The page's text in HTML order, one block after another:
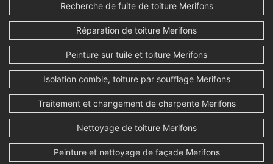
Recherche de fuite de toiture Merifons
Réparation de toiture Merifons
Peinture sur tuile et toiture Merifons
Isolation comble, toiture par soufflage Merifons
Traitement et changement de charpente Merifons
Nettoyage de toiture Merifons
Peinture et nettoyage de façade Merifons